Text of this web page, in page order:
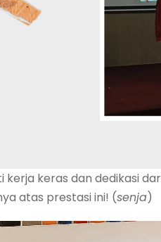
kerja keras dan dedikasi
atas prestasi ini! (senja)